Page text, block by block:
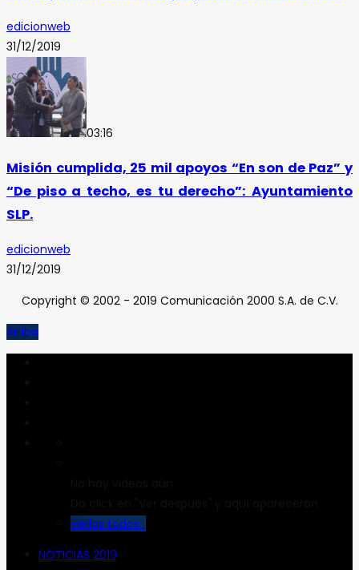
edicionweb
31/12/2019
03:16
Misión cumplida, 25 mil apoyos “En son de Paz” y
“De piso a techo, es tu derecho”: Ayuntamiento
SLP.
edicionweb
31/12/2019
Copyright © 2002 - 2019 Comunicación 2000 S.A. de C.V.
Arriba
Verlos todos
NOTICIAS 2019